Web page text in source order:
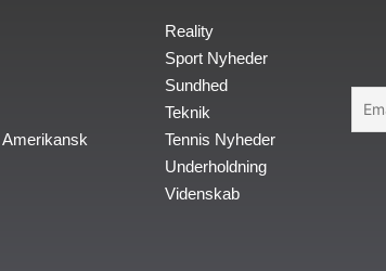
Reality
Sport Nyheder
Sundhed
Teknik
Tennis Nyheder
Underholdning
Videnskab